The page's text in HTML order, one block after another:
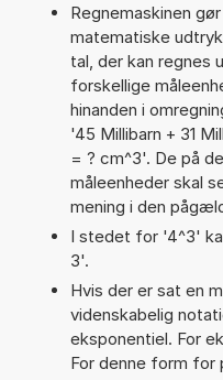
Regnemaskinen
matematiske
tal, der kan regnes
forskellige
hinanden i
'45 Millibarn + 31
= ? cm^3'. De på
måleenheder skal
mening i den
I stedet for '4^3'
3'.
Hvis der er sat en
videnskabelig
eksponentiel. For
For denne form